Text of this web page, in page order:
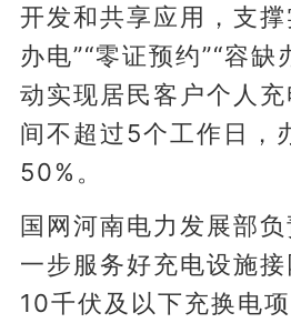
开发和共享应用，支
办电”“零证预约”“容缺
动实现居民客户个人
间不超过5个工作日，
50%。
国网河南电力发展部
一步服务好充电设施
10千伏及以下充换电